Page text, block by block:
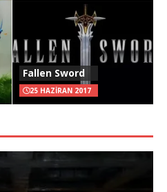
Fallen Sword
25 HAZIRAN 2017